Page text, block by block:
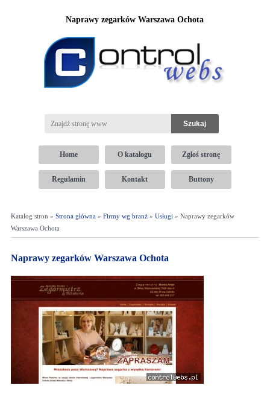
Naprawy zegarków Warszawa Ochota
Home O katalogu Zgłoś stronę
Regulamin Kontakt Buttony
Katalog stron » Strona główna» Firmy wg branż» Usługi » Naprawy zegarków
Warszawa Ochota
Naprawy zegarków Warszawa Ochota